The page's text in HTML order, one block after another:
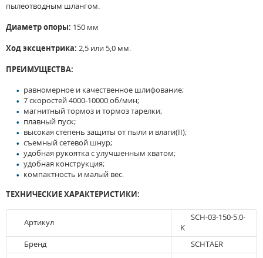
пылеотводным шлангом.
Диаметр опоры: 150 мм
Ход эксцентрика: 2,5 или 5,0 мм.
ПРЕИМУЩЕСТВА:
равномерное и качественное шлифование;
7 скоростей 4000-10000 об/мин;
магнитный тормоз и тормоз тарелки;
плавный пуск;
высокая степень защиты от пыли и влаги(II);
съемный сетевой шнур;
удобная рукоятка с улучшенным хватом;
удобная конструкция;
компактность и малый вес.
ТЕХНИЧЕСКИЕ ХАРАКТЕРИСТИКИ:
Артикул
SCH-03-150-5.0-
K
Бренд
SCHTAER